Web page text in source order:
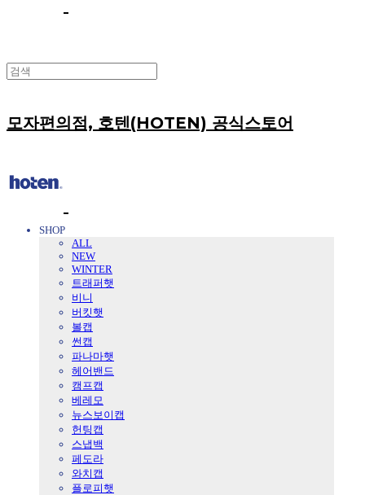
모자편의점, 호텐(HOTEN) 공식스토어
SHOP
ALL
NEW
WINTER
트래퍼햇
비니
버킷햇
볼캡
썬캡
파나마햇
헤어밴드
캠프캡
베레모
뉴스보이캡
헌팅캡
스냅백
페도라
와치캡
플로피햇